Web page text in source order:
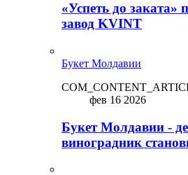
«Успеть до заката»
завод KVINT
Букет Молдавии
фев 16 2026
Букет Молдавии -
виноградник